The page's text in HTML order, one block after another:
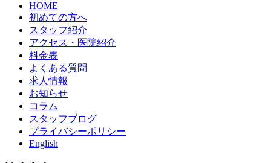
HOME
初めての方へ
スタッフ紹介
アクセス・医院紹介
料金表
よくある質問
求人情報
お知らせ
コラム
スタッフブログ
プライバシーポリシー
English